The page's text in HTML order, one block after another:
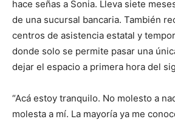
hace señas a Sonia. Lleva siete
de una sucursal bancaria. También
centros de asistencia estatal y
donde solo se permite pasar una
dejar el espacio a primera hora del
“Acá estoy tranquilo. No molesto a
molesta a mí. La mayoría ya me